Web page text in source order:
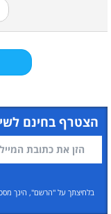
הצטרף בחינם
בלחיצתך על "הרשם", הינך